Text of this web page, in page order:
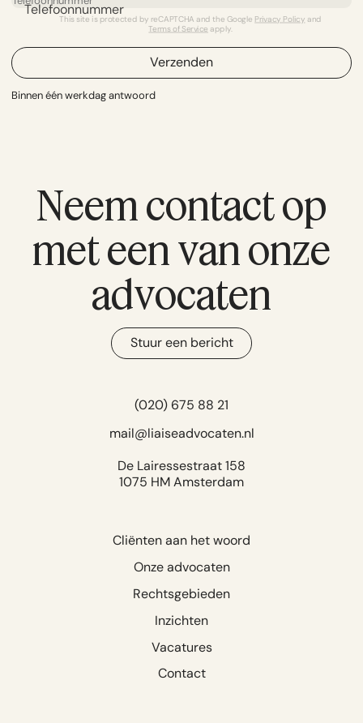
Telefoonnummer
This site is protected by reCAPTCHA and the Google Privacy Policy and
Terms of Service apply.
Verzenden
Binnen één werkdag antwoord
Neem contact op
met een van onze
advocaten
Stuur een bericht
(020) 675 88 21
mail@liaiseadvocaten.nl
De Lairessestraat 158
1075 HM Amsterdam
Cliënten aan het woord
Onze advocaten
Rechtsgebieden
Inzichten
Vacatures
Contact